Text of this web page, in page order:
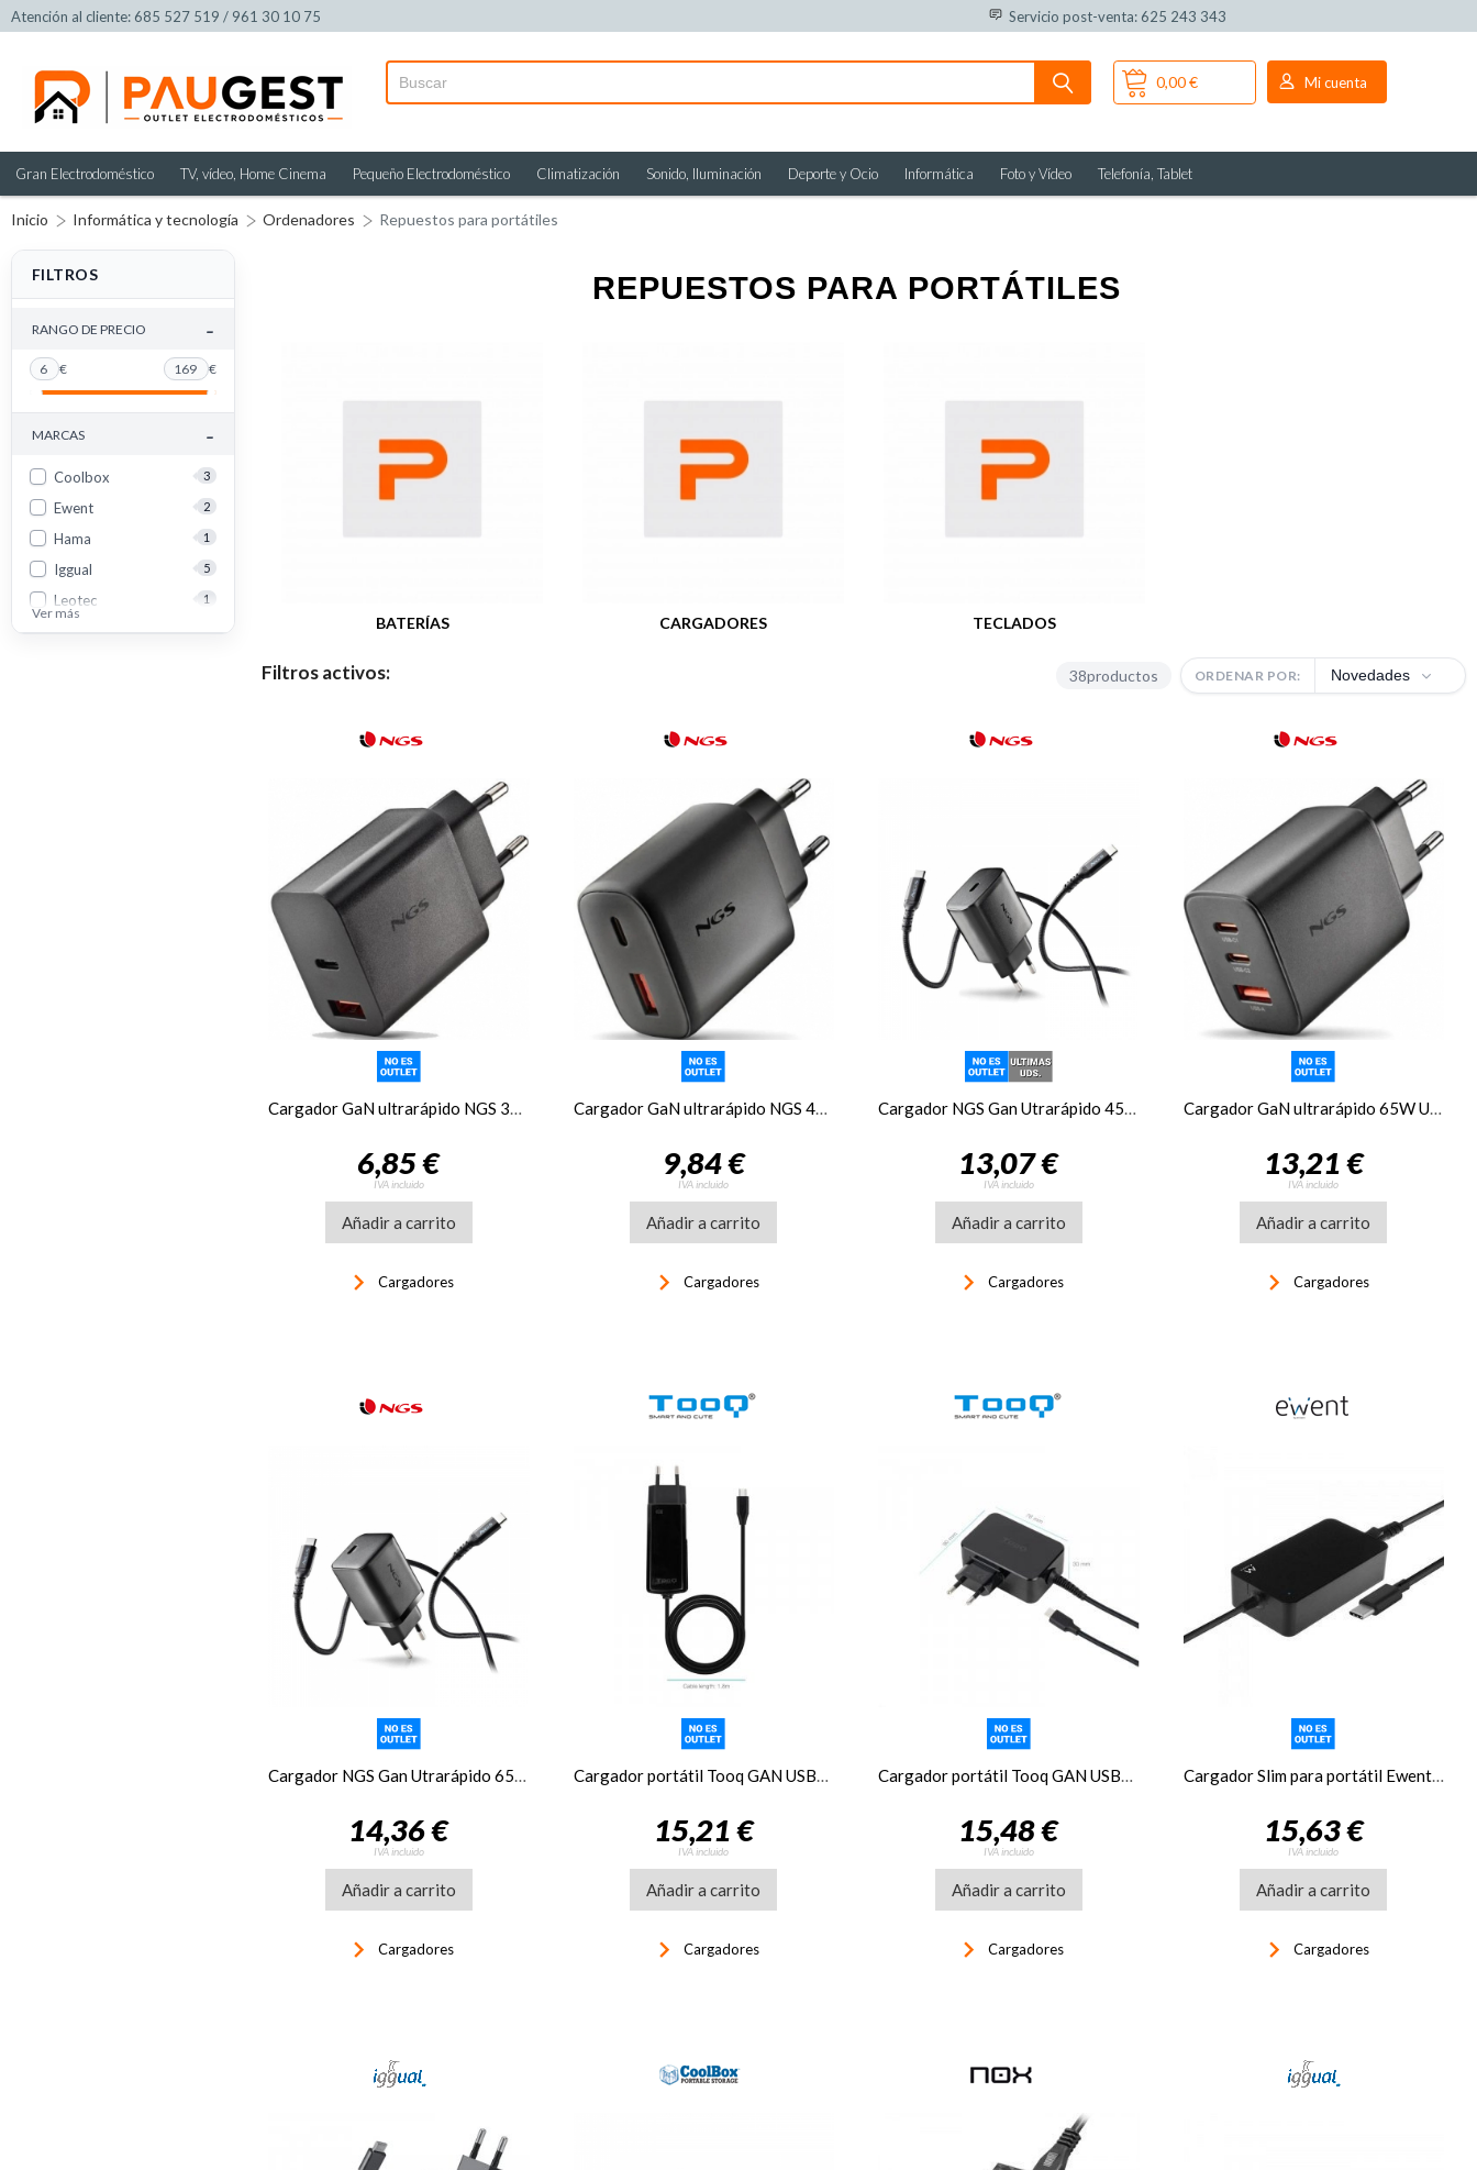
Atención al cliente: 685 527 519 / 961 30 10 75 Servicio post-venta: 625 243 343
0,00 € Mi cuenta
Gran Electrodoméstico TV, vídeo, Home Cinema Pequeño Electrodoméstico Climatización Sonido, Iluminación Deporte y Ocio Informática Foto y Vídeo Telefonía, Tablet
Inicio Informática y tecnología Ordenadores Repuestos para portátiles
FILTROS
RANGO DE PRECIO -
6 € 169 €
MARCAS -
Coolbox 3
Ewent 2
Hama 1
Iggual 5
Leotec 1
Msi 1
Ver más
REPUESTOS PARA PORTÁTILES
BATERÍAS CARGADORES TECLADOS
38productos ORDENAR POR: Novedades
Filtros activos:
Cargador GaN ultrarápido NGS 30W USB-C + USB-A
6,85 €
IVA incluido
Añadir a carrito
keyboard_arrow_right Cargadores
Cargador GaN ultrarápido NGS 45W USB-C + USB-A
9,84 €
IVA incluido
Añadir a carrito
keyboard_arrow_right Cargadores
Cargador NGS Gan Utrarápido 45W USB-C, con cable
13,07 €
IVA incluido
Añadir a carrito
keyboard_arrow_right Cargadores
Cargador GaN ultrarápido 65W USB-C + USB-A
13,21 €
IVA incluido
Añadir a carrito
keyboard_arrow_right Cargadores
Cargador NGS Gan Utrarápido 65W USB-C, con cable
14,36 €
IVA incluido
Añadir a carrito
keyboard_arrow_right Cargadores
Cargador portátil Tooq GAN USB-C PD 45W Cúbico
15,21 €
IVA incluido
Añadir a carrito
keyboard_arrow_right Cargadores
Cargador portátil Tooq GAN USB-C PD 45W Negro
15,48 €
IVA incluido
Añadir a carrito
keyboard_arrow_right Cargadores
Cargador Slim para portátil Ewent USB-C de 45W
15,63 €
IVA incluido
Añadir a carrito
keyboard_arrow_right Cargadores